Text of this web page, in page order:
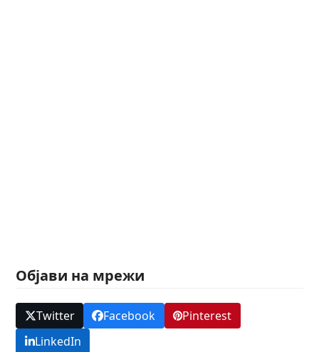
Објави на мрежи
Twitter Facebook
Pinterest
LinkedIn